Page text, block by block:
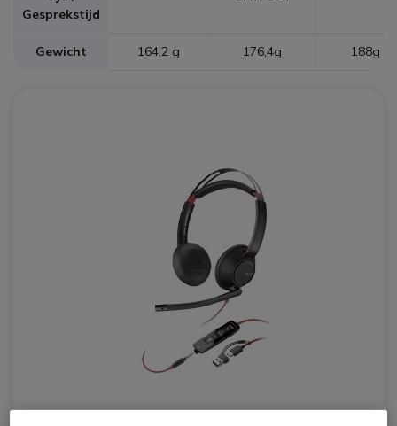
Gesprekstijd
Gewicht 164,2 g 176,4g 188g